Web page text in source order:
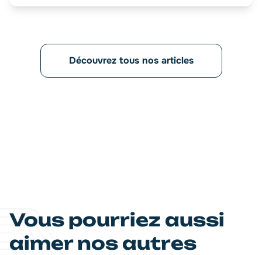
Découvrez tous nos articles
Vous pourriez aussi
aimer nos autres